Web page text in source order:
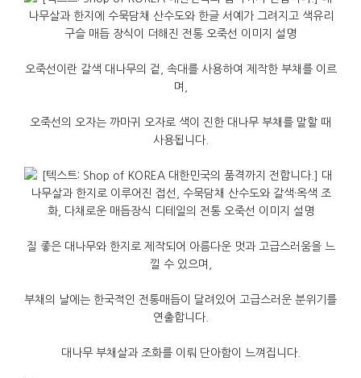
오죽선이란 갈색 대나무의 겉 속대를 사용하여 제작한 부채를 이르
며
오죽선의 오자는 까마귀 오자로 색이 진한 대나무 부채를 말할 때
사용됩니다.
질 좋은 대나무와 한지로 제작되어 아름다운 멋과 고급스러움을 느
낄 수 있으며
부채의 날에는 한국적인 전통매듭이 달려있어 고급스러운 분위기를
연출합니다.
대나무 부채살과 조화를 이뤄 단아함이 느껴집니다.